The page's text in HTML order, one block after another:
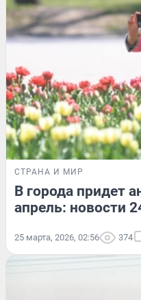
СТРАНА И МИР
В города придет
апрель: новости
25 марта, 2026, 02:56 374